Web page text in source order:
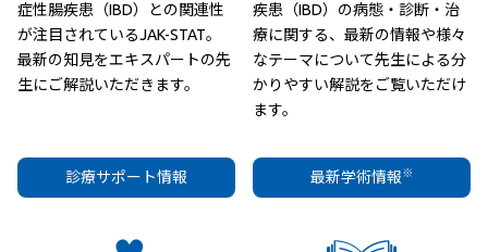
症性腸疾患（IBD）との関連性
が注目されているJAK-STAT。
最新の知見をエキスパートの先
生にご解説いただきます。
疾患（IBD）の病態・診断・治
療に関する、最新の情報や様々
なテーマについて先生による分
かりやすい解説をご覧いただけ
ます。
診療サポート情報 最新学術情報※